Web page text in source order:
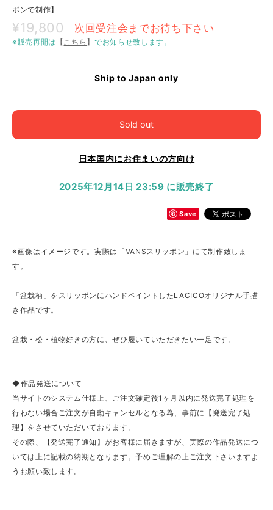
ポンで制作】
¥19,800 次回受注会までお待ち下さい
※販売再開は 【こちら 】でお知らせ致します。
Ship to Japan only
Sold out
日本国内にお住まいの方向け
2025年12月14日 23:59 に販売終了
Save
※画像はイメージです。実際は「VANSスリッポン」にて制作致しま
す。
「盆栽柄」をスリッポンにハンドペイントしたLACICOオリジナル手描
き作品です。
盆栽・松・植物好きの方に、ぜひ履いていただきたい一足です。
◆作品発送について
当サイトのシステム仕様上、ご注文確定後1ヶ月以内に発送完了処理を
行わない場合ご注文が自動キャンセルとなる為、事前に【発送完了処
理】をさせていただいております。
その際、【発送完了通知】がお客様に届きますが、実際の作品発送につ
いては上に記載の納期となります。予めご理解の上ご注文下さいますよ
うお願い致します。